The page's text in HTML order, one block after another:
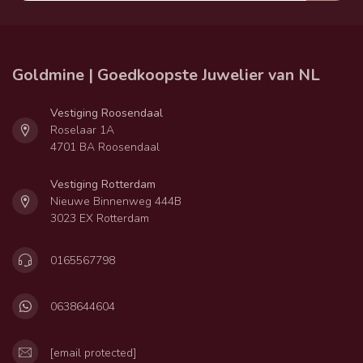
Goldmine | Goedkoopste Juwelier van NL
Vestiging Roosendaal
Roselaar 1A
4701 BA Roosendaal
Vestiging Rotterdam
Nieuwe Binnenweg 444B
3023 EX Rotterdam
0165567798
0638644604
[email protected]